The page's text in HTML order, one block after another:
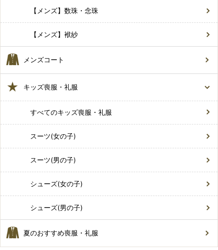
【メンズ】数珠・念珠
【メンズ】袱紗
メンズコート
キッズ喪服・礼服
すべてのキッズ喪服・礼服
スーツ(女の子)
スーツ(男の子)
シューズ(女の子)
シューズ(男の子)
夏のおすすめ喪服・礼服